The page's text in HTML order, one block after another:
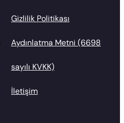
Gizlilik Politikası
Aydınlatma Metni (6698
sayılı KVKK)
İletişim